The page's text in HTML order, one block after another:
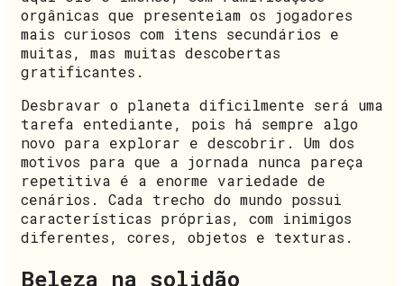
orgânicas que presenteiam os jogadores
mais curiosos com itens secundários e
muitas, mas muitas descobertas
gratificantes.
Desbravar o planeta dificilmente será uma
tarefa entediante, pois há sempre algo
novo para explorar e descobrir. Um dos
motivos para que a jornada nunca pareça
repetitiva é a enorme variedade de
cenários. Cada trecho do mundo possui
características próprias, com inimigos
diferentes, cores, objetos e texturas.
Beleza na solidão